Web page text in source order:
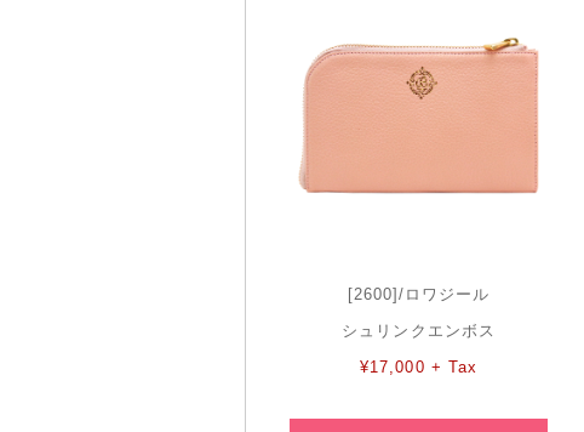
[2600]/ロワジール
シュリンクエンボス
¥17,000 + Tax